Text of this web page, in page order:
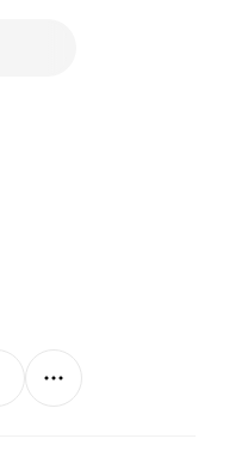
Mer